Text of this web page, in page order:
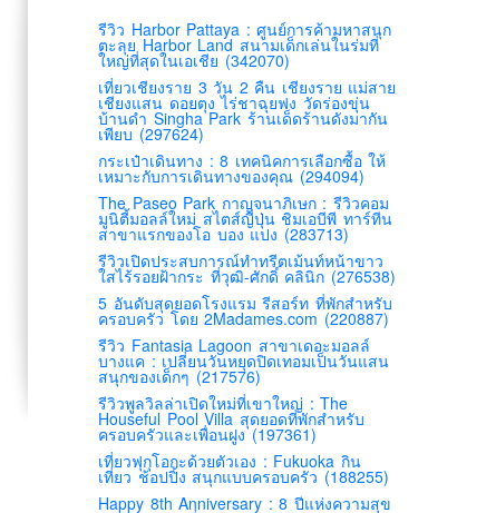
รีวิว Harbor Pattaya : ศูนย์การค้ามหาสนุก
ตะลุย Harbor Land สนามเด็กเล่นในร่มที่
ใหญ่ที่สุดในเอเชีย (342070)
เที่ยวเชียงราย 3 วัน 2 คืน เชียงราย แม่สาย
เชียงแสน ดอยตุง ไร่ชาฉุยฟง วัดร่องขุ่น
บ้านดำ Singha Park ร้านเด็ดร้านดังมากัน
เพียบ (297624)
กระเป๋าเดินทาง : 8 เทคนิคการเลือกซื้อ ให้
เหมาะกับการเดินทางของคุณ (294094)
The Paseo Park กาญจนาภิเษก : รีวิวคอม
มูนิตี้มอลล์ใหม่ สไตส์ญี่ปุ่น ชิมเอบีพี ทาร์ทีน
สาขาแรกของโอ บอง แปง (283713)
รีวิวเปิดประสบการณ์ทำทรีตเม้นท์หน้าขาว
ใสไร้รอยฝ้ากระ ที่วุฒิ-ศักดิ์ คลินิก (276538)
5 อันดับสุดยอดโรงแรม รีสอร์ท ที่พักสำหรับ
ครอบครัว โดย 2Madames.com (220887)
รีวิว Fantasia Lagoon สาขาเดอะมอลล์
บางแค : เปลี่ยนวันหยุดปิดเทอมเป็นวันแสน
สนุกของเด็กๆ (217576)
รีวิวพูลวิลล่าเปิดใหม่ที่เขาใหญ่ : The
Houseful Pool Villa สุดยอดที่พักสำหรับ
ครอบครัวและเพื่อนฝูง (197361)
เที่ยวฟุกุโอกะด้วยตัวเอง : Fukuoka กิน
เที่ยว ช้อปปิ้ง สนุกแบบครอบครัว (188255)
Happy 8th Anniversary : 8 ปีแห่งความสุข